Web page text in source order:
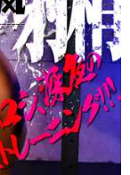
人支付 登